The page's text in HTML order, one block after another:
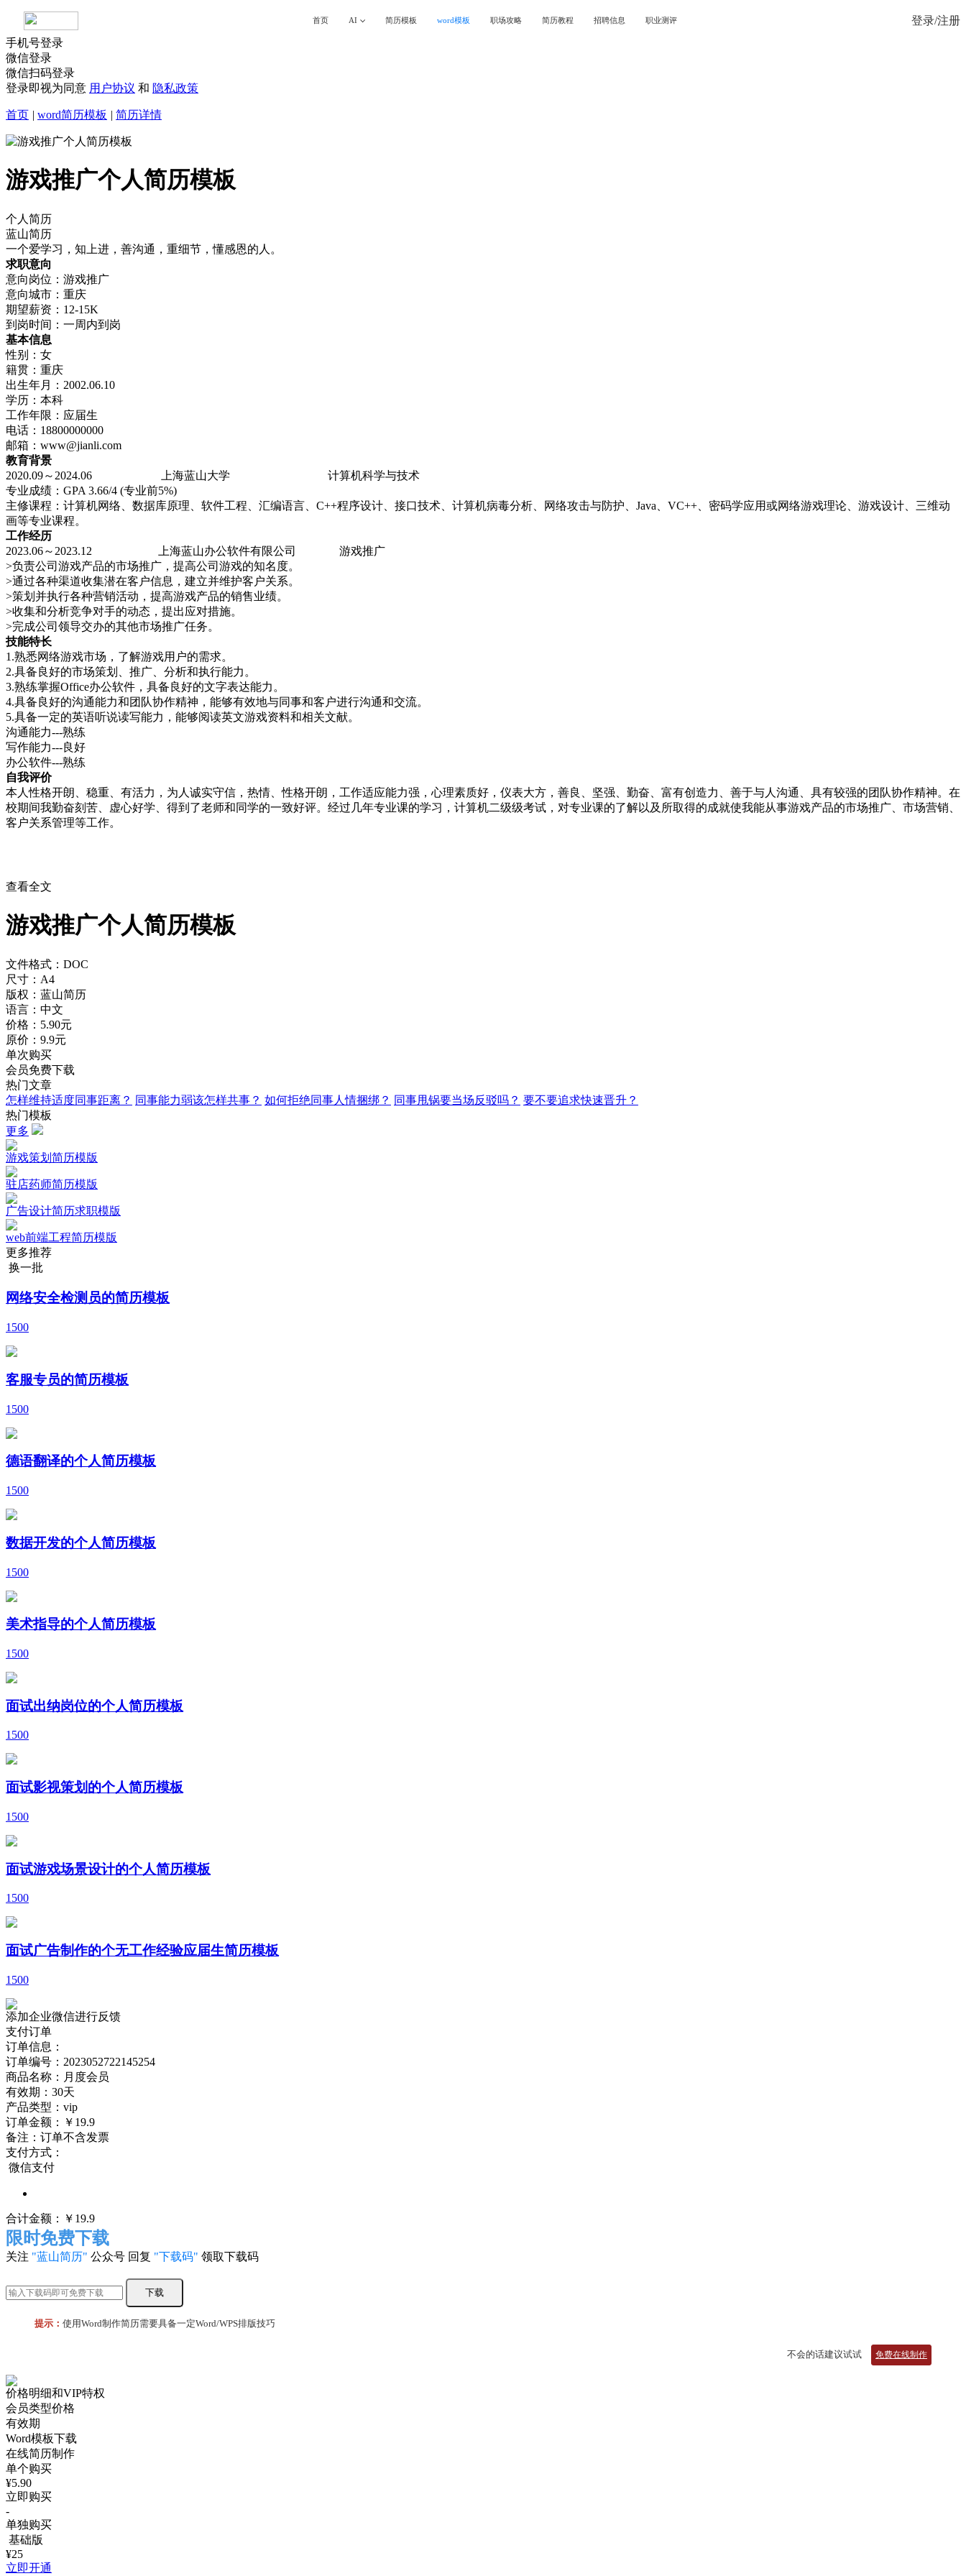
首页 AI 简历模板 word模板 职场攻略 简历教程 招聘信息 职业测评
登录/注册
手机号登录
微信登录
微信扫码登录
登录即视为同意 用户协议 和 隐私政策
首页 | word简历模板 | 简历详情
游戏推广个人简历模板
个人简历
蓝山简历
一个爱学习，知上进，善沟通，重细节，懂感恩的人。
求职意向
意向岗位：游戏推广
意向城市：重庆
期望薪资：12-15K
到岗时间：一周内到岗
基本信息
性别：女
籍贯：重庆
出生年月：2002.06.10
学历：本科
工作年限：应届生
电话：18800000000
邮箱：www@jianli.com
教育背景
2020.09～2024.06 上海蓝山大学 计算机科学与技术
专业成绩：GPA 3.66/4 (专业前5%)
主修课程：计算机网络、数据库原理、软件工程、汇编语言、C++程序设计、接口技术、计算机病毒分析、网络攻击与防护、Java、VC++、密码学应用或网络游戏理论、游戏设计、三维动
画等专业课程。
工作经历
2023.06～2023.12 上海蓝山办公软件有限公司 游戏推广
>负责公司游戏产品的市场推广，提高公司游戏的知名度。
>通过各种渠道收集潜在客户信息，建立并维护客户关系。
>策划并执行各种营销活动，提高游戏产品的销售业绩。
>收集和分析竞争对手的动态，提出应对措施。
>完成公司领导交办的其他市场推广任务。
技能特长
1.熟悉网络游戏市场，了解游戏用户的需求。
2.具备良好的市场策划、推广、分析和执行能力。
3.熟练掌握Office办公软件，具备良好的文字表达能力。
4.具备良好的沟通能力和团队协作精神，能够有效地与同事和客户进行沟通和交流。
5.具备一定的英语听说读写能力，能够阅读英文游戏资料和相关文献。
沟通能力---熟练
写作能力---良好
办公软件---熟练
自我评价
本人性格开朗、稳重、有活力，为人诚实守信，热情、性格开朗，工作适应能力强，心理素质好，仪表大方，善良、坚强、勤奋、富有创造力、善于与人沟通、具有较强的团队协作精神。在
校期间我勤奋刻苦、虚心好学、得到了老师和同学的一致好评。经过几年专业课的学习，计算机二级级考试，对专业课的了解以及所取得的成就使我能从事游戏产品的市场推广、市场营销、
客户关系管理等工作。
查看全文
游戏推广个人简历模板
文件格式：DOC
尺寸：A4
版权：蓝山简历
语言：中文
价格： 5.90元
原价：9.9元
单次购买
会员免费下载
热门文章
怎样维持适度同事距离？ 同事能力弱该怎样共事？ 如何拒绝同事人情捆绑？ 同事甩锅要当场反驳吗？ 要不要追求快速晋升？
热门模板
更多
游戏策划简历模版
驻店药师简历模版
广告设计简历求职模版
web前端工程简历模版
更多推荐
换一批
网络安全检测员的简历模板
1500
客服专员的简历模板
1500
德语翻译的个人简历模板
1500
数据开发的个人简历模板
1500
美术指导的个人简历模板
1500
面试出纳岗位的个人简历模板
1500
面试影视策划的个人简历模板
1500
面试游戏场景设计的个人简历模板
1500
面试广告制作的个无工作经验应届生简历模板
1500
添加企业微信进行反馈
支付订单
订单信息：
订单编号： 2023052722145254
商品名称： 月度会员
有效期： 30天
产品类型： vip
订单金额：
￥19.9
备注： 订单不含发票
支付方式：
微信支付
合计金额： ￥ 19.9
限时免费下载
关注 "蓝山简历" 公众号 回复 "下载码" 领取下载码
下载
提示： 使用Word制作简历需要具备一定Word/WPS排版技巧
不会的话建议试试 免费在线制作
价格明细和VIP特权
会员类型价格
有效期
Word模板下载
在线简历制作
单个购买
¥5.90
立即购买
-
单独购买
基础版
¥25
立即开通